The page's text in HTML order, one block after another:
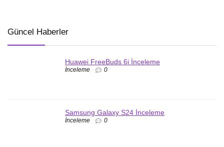
Güncel Haberler
Huawei FreeBuds 6i İnceleme
İnceleme 0
Samsung Galaxy S24 İnceleme
İnceleme 0